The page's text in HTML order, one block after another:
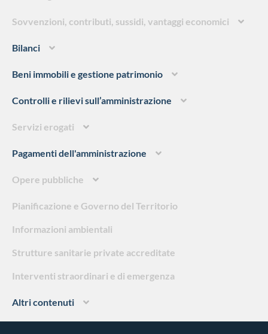
Sovvenzioni, contributi, sussidi, vantaggi economici
Bilanci
Beni immobili e gestione patrimonio
Controlli e rilievi sull’amministrazione
Servizi erogati
Pagamenti dell'amministrazione
Opere pubbliche
Pianificazione e Governo del Territorio
Informazioni ambientali
Strutture sanitarie private accreditate
Interventi straordinari e di emergenza
Altri contenuti